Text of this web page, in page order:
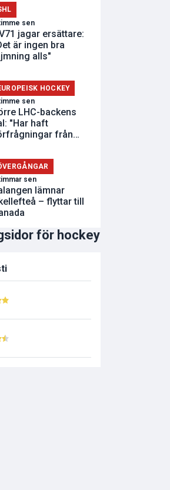
sen
jagar ersättare:
är ingen bra
alls"
HOCKEY
sen
LHC-backens
"Har haft
från
sen
lämnar
– flyttar till
för hockey